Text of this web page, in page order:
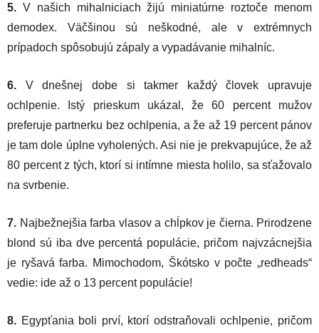
5. V našich mihalniciach žijú miniatúrne roztoče menom
demodex. Väčšinou sú neškodné, ale v extrémnych
prípadoch spôsobujú zápaly a vypadávanie mihalníc.
6. V dnešnej dobe si takmer každý človek upravuje
ochlpenie. Istý prieskum ukázal, že 60 percent mužov
preferuje partnerku bez ochlpenia, a že až 19 percent pánov
je tam dole úplne vyholených. Asi nie je prekvapujúce, že až
80 percent z tých, ktorí si intímne miesta holilo, sa sťažovalo
na svrbenie.
7. Najbežnejšia farba vlasov a chĺpkov je čierna. Prirodzene
blond sú iba dve percentá populácie, pričom najvzácnejšia
je ryšavá farba. Mimochodom, Škótsko v počte „redheads“
vedie: ide až o 13 percent populácie!
8. Egypťania boli prví, ktorí odstraňovali ochlpenie, pričom